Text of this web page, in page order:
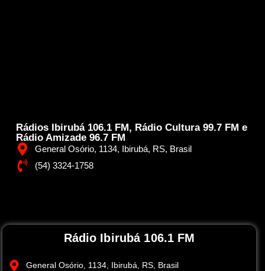
Rádios Ibirubá 106.1 FM, Rádio Cultura 99.7 FM e
Rádio Amizade 96.7 FM
General Osório, 1134, Ibirubá, RS, Brasil
(54) 3324-1758
Rádio Ibirubá 106.1 FM
General Osório, 1134, Ibirubá, RS, Brasil